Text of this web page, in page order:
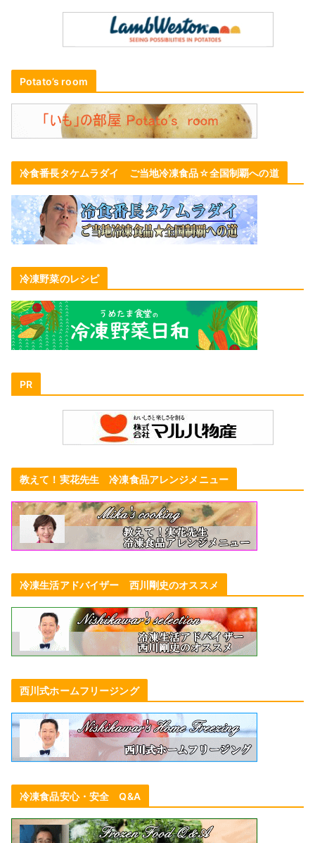
Potato’s room
冷食番長タケムラダイ ご当地冷凍食品☆全国制覇への道
冷凍野菜のレシピ
PR
教えて！実花先生 冷凍食品アレンジメニュー
冷凍生活アドバイザー 西川剛史のオススメ
西川式ホームフリージング
冷凍食品安心・安全 Q&A